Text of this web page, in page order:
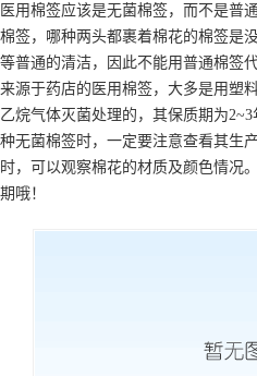
医用棉签应该是无菌棉签，而不是普
棉签，哪种两头都裹着棉花的棉签是
等普通的清洁，因此不能用普通棉签
来源于药店的医用棉签，大多是用塑
乙烷气体灭菌处理的，其保质期为2~3
种无菌棉签时，一定要注意查看其生
时，可以观察棉花的材质及颜色情况
期哦！